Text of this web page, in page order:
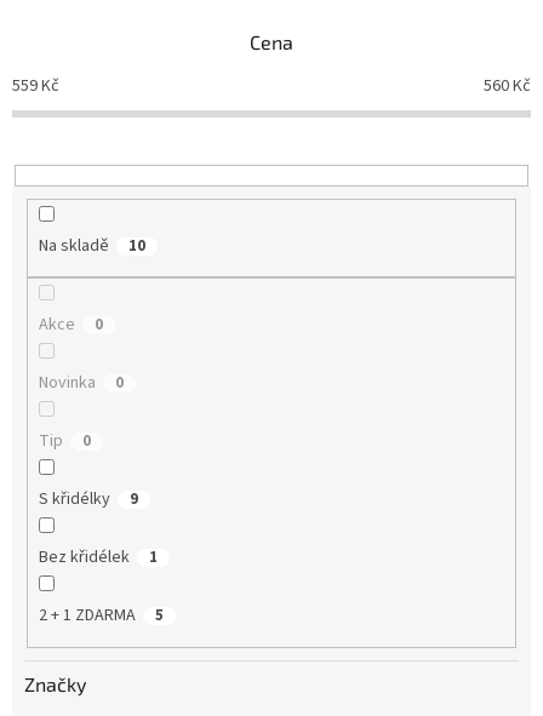
o
d
k
t
Cena
559Kč 560Kč
Na skladě 10
Akce 0
Novinka 0
Tip 0
S křidélky 9
Bez křidélek 1
2 + 1 ZDARMA 5
Značky